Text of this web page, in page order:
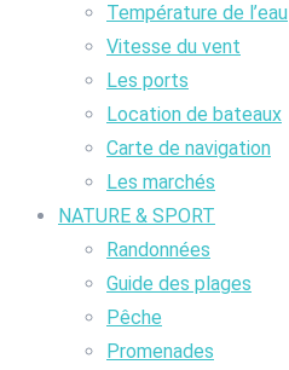
Température de l’eau
Vitesse du vent
Les ports
Location de bateaux
Carte de navigation
Les marchés
NATURE & SPORT
Randonnées
Guide des plages
Pêche
Promenades